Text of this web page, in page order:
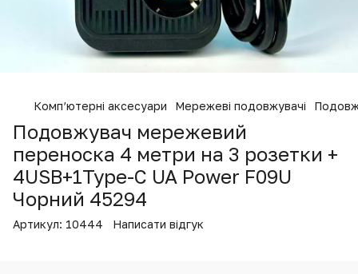
Комп’ютерні аксесуари Мережеві подовжувачі
Подовжувач мережевий
переноска 4 метри на 3 розетки +
4USB+1Type-C UA Power F09U
Чорний 45294
Артикул: 10444 Написати відгук